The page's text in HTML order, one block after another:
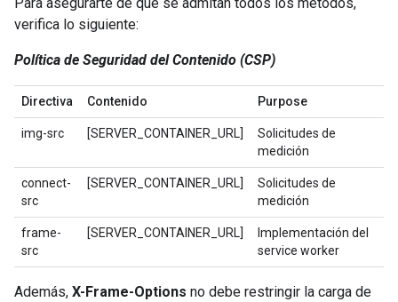
verifica lo siguiente:
Política de Seguridad del Contenido (CSP)
Directiva Contenido Purpose
img-src [SERVER_CONTAINER_URL]
Solicitudes de
medición
connect-
src
[SERVER_CONTAINER_URL]
Solicitudes de
medición
frame-
src
[SERVER_CONTAINER_URL]
Implementación del
service worker
Además, X-Frame-Options no debe restringir la carga de